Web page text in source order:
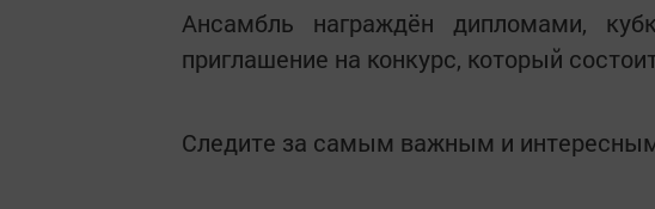
Ансамбль награждён дипломами,
приглашение на конкурс, который
Следите за самым важным и